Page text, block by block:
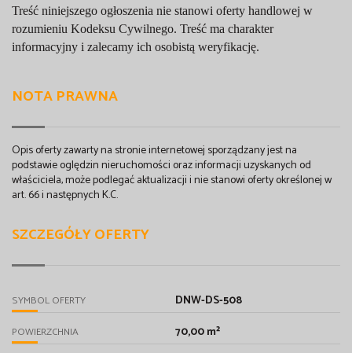
Treść niniejszego ogłoszenia nie stanowi oferty handlowej w
rozumieniu Kodeksu Cywilnego. Treść ma charakter
informacyjny i zalecamy ich osobistą weryfikację.
NOTA PRAWNA
Opis oferty zawarty na stronie internetowej sporządzany jest na
podstawie oględzin nieruchomości oraz informacji uzyskanych od
właściciela, może podlegać aktualizacji i nie stanowi oferty określonej w
art. 66 i następnych K.C.
SZCZEGÓŁY OFERTY
SYMBOL OFERTY DNW-DS-508
POWIERZCHNIA 70,00 m²